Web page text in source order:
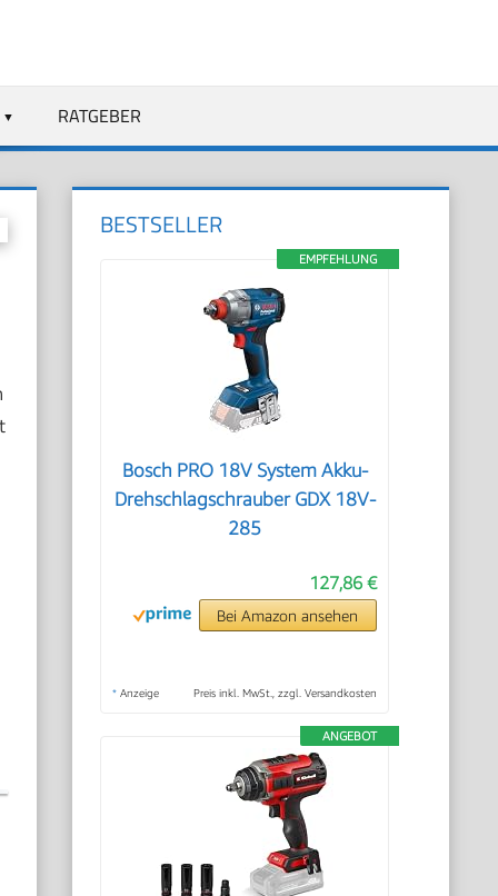
RATGEBER
BESTSELLER
EMPFEHLUNG
Bosch PRO 18V System Akku-
Drehschlagschrauber GDX 18V-
285
127,86 €
Bei Amazon ansehen
* Anzeige Preis inkl. MwSt., zzgl. Versandkosten
ANGEBOT